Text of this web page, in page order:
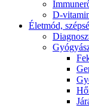
D-
Életmód,